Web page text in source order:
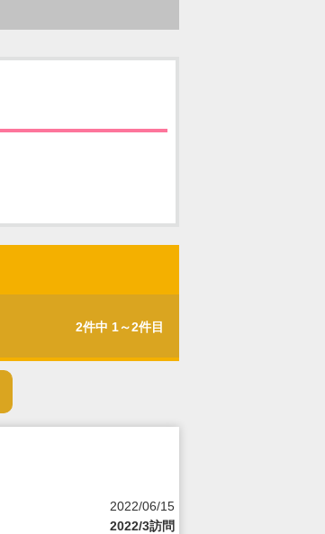
2件中 1～2件目
2022/06/15
2022/3訪問